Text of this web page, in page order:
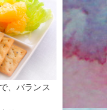
、バランス